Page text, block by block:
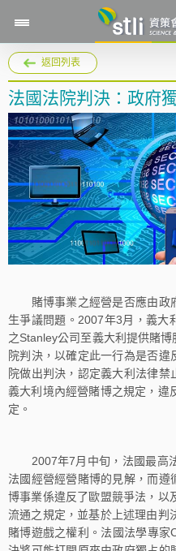
返回列表
法國法院判決：政
賭博事業之經營是否應由政
生爭議問題。2007年3月，義大
之Stanley公司至義大利提供賭
院判決，以確定此一行為是否
院做出判決，認定義大利法律
義大利境內經營賭博之規定，違
定。
2007年7月中旬，法國最高法
法國經營經營賭博的見解，而
博事業係違反了歐盟競爭法，以
流通之規定，並基於上述理由判
賭博遊戲之權利。法國法學專家